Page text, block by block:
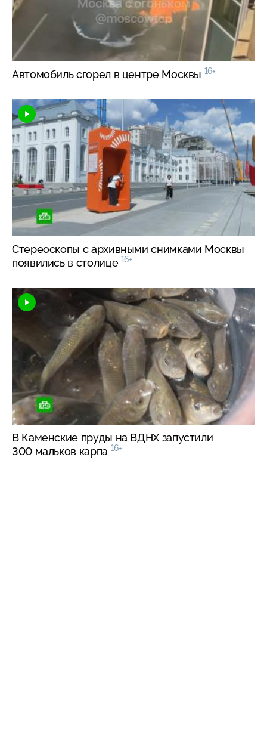
Автомобиль сгорел в центре Москвы 16+
Стереоскопы с архивными снимками Москвы
появились в столице 16+
В Каменские пруды на ВДНХ запустили
300 мальков карпа 16+